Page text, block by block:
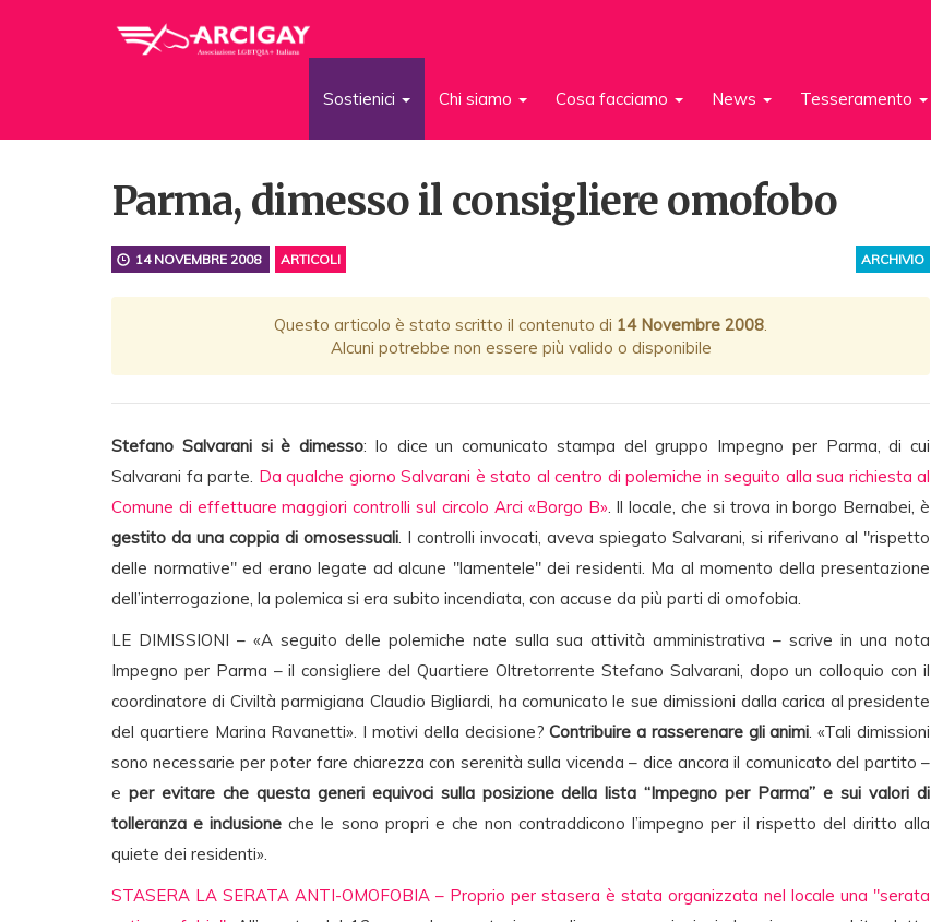
Sostienici Chi siamo Cosa facciamo News Tesseramento
Parma, dimesso il consigliere omofobo
ARCHIVIO
14 NOVEMBRE 2008 ARTICOLI
Questo articolo è stato scritto il contenuto di 14 Novembre 2008.
Alcuni potrebbe non essere più valido o disponibile
Stefano Salvarani si è dimesso: lo dice un comunicato stampa del gruppo Impegno per Parma, di cui
Salvarani fa parte. Da qualche giorno Salvarani è stato al centro di polemiche in seguito alla sua richiesta al
Comune di effettuare maggiori controlli sul circolo Arci «Borgo B». Il locale, che si trova in borgo Bernabei, è
gestito da una coppia di omosessuali. I controlli invocati, aveva spiegato Salvarani, si riferivano al "rispetto
delle normative" ed erano legate ad alcune "lamentele" dei residenti. Ma al momento della presentazione
dell’interrogazione, la polemica si era subito incendiata, con accuse da più parti di omofobia.
LE DIMISSIONI – «A seguito delle polemiche nate sulla sua attività amministrativa – scrive in una nota
Impegno per Parma – il consigliere del Quartiere Oltretorrente Stefano Salvarani, dopo un colloquio con il
coordinatore di Civiltà parmigiana Claudio Bigliardi, ha comunicato le sue dimissioni dalla carica al presidente
del quartiere Marina Ravanetti». I motivi della decisione?Contribuire a rasserenare gli animi. «Tali dimissioni
sono necessarie per poter fare chiarezza con serenità sulla vicenda – dice ancora il comunicato del partito –
e per evitare che questa generi equivoci sulla posizione della lista “Impegno per Parma” e sui valori di
tolleranza e inclusione che le sono propri e che non contraddicono l’impegno per il rispetto del diritto alla
quiete dei residenti».
STASERA LA SERATA ANTI-OMOFOBIA – Proprio per stasera è stata organizzata nel locale una "serata